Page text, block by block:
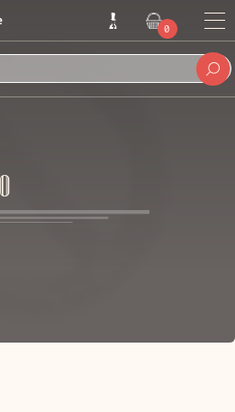
0
ARTICLE